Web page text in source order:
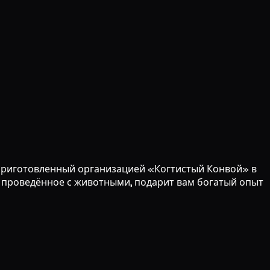
организацией «Когтистый Конвой» в
с животными, подарит вам богатый опыт